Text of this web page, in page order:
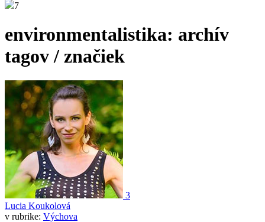
7
environmentalistika: archív
tagov / značiek
3
Lucia Koukolová
v rubrike: Výchova